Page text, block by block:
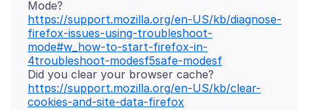
https://support.mozilla.org/en-US/kb/diagnose-
firefox-issues-using-troubleshoot-
mode#w_how-to-start-firefox-in-
4troubleshoot-modesf5safe-modesf
Did you clear your browser cache?
https://support.mozilla.org/en-US/kb/clear-
cookies-and-site-data-firefox